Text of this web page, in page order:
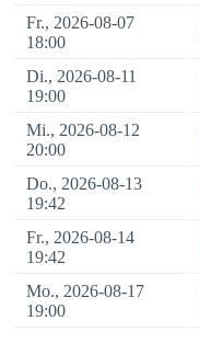
Fr., 2026-08-07
18:00
Di., 2026-08-11
19:00
Mi., 2026-08-12
20:00
Do., 2026-08-13
19:42
Fr., 2026-08-14
19:42
Mo., 2026-08-17
19:00